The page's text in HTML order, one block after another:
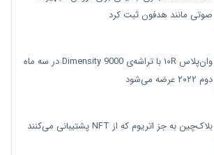
صوتی مانند هدفون ثبت کرد
وان‌پلاس ۱۰R با تراشه‌ی Dimensity 9000 در سه ماه
دوم ۲۰۲۲ عرضه می‌شود
بلاک‌چین به جز اتریوم که از NFT پشتیبانی می‌کنند